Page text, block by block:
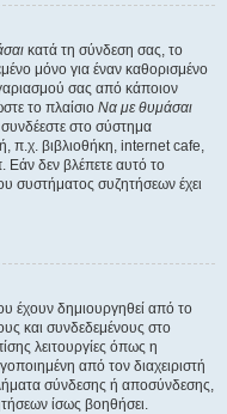
κατά τη σύνδεση σας, το
μόνο για έναν καθορισμένο
σας από κάποιον
το πλαίσιο Να με θυμάσαι
στο σύστημα
π.χ. βιβλιοθήκη, internet cafe,
Εάν δεν βλέπετε αυτό το
συστήματος συζητήσεων έχει
έχουν δημιουργηθεί από το
και συνδεδεμένους στο
λειτουργίες όπως η
από τον διαχειριστή
σύνδεσης ή αποσύνδεσης,
ίσως βοηθήσει.